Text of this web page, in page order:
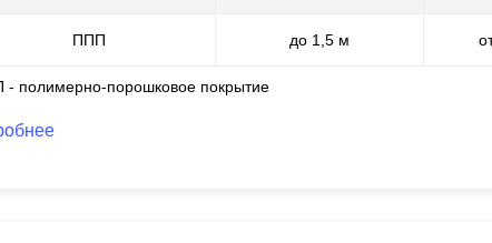
ППП до 1,5 м
- полимерно-порошковое покрытие